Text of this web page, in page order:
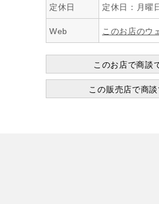
定休日 定休日：月曜
Web このお店のウ
このお店で商談
この販売店で商